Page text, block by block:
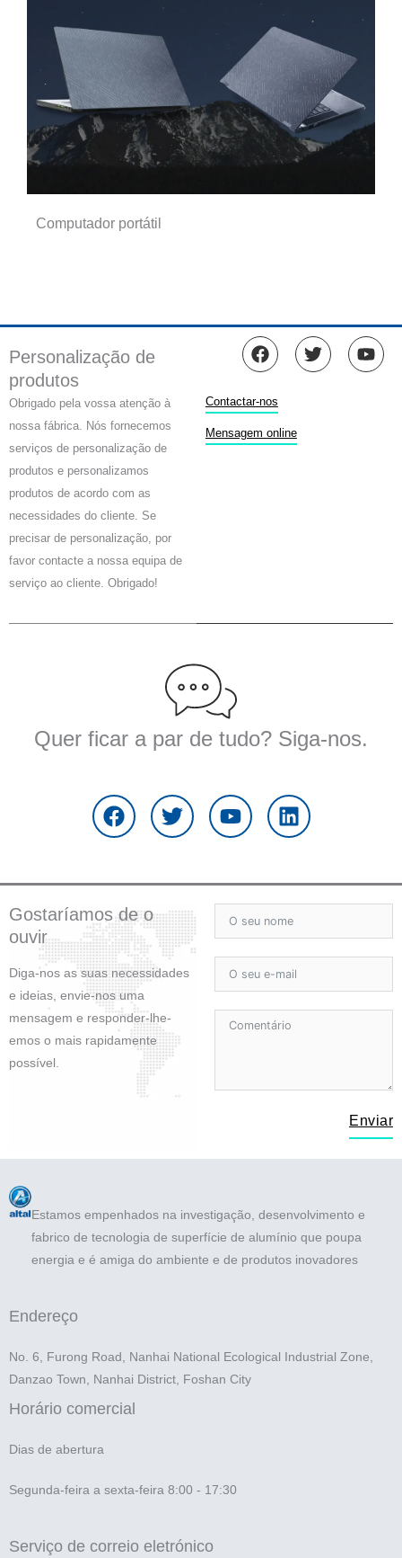
Computador portátil
Personalização de
produtos
Obrigado pela vossa atenção à
nossa fábrica. Nós fornecemos
serviços de personalização de
produtos e personalizamos
produtos de acordo com as
necessidades do cliente. Se
precisar de personalização, por
favor contacte a nossa equipa de
serviço ao cliente. Obrigado!
F
a
e
b
o
T
w
Y
o
Contactar-nos
Mensagem online
Quer ficar a par de tudo? Siga-nos.
a
c
e
o
o
k
w
i
t
e
r
o
u
t
b
e
i
n
k
d
i
n
Gostaríamos de o
ouvir
Diga-nos as suas necessidades
e ideias, envie-nos uma
mensagem e responder-lhe-
emos o mais rapidamente
possível.
Enviar
Estamos empenhados na investigação, desenvolvimento e
fabrico de tecnologia de superfície de alumínio que poupa
energia e é amiga do ambiente e de produtos inovadores
Endereço
No. 6, Furong Road, Nanhai National Ecological Industrial Zone,
Danzao Town, Nanhai District, Foshan City
Horário comercial
Dias de abertura
Segunda-feira a sexta-feira 8:00 - 17:30
Serviço de correio eletrónico